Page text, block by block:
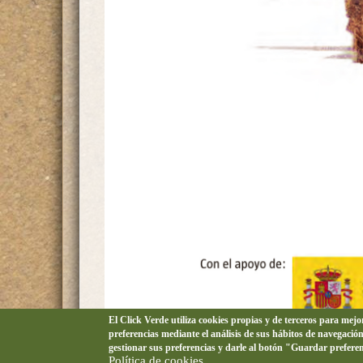
Portada de la Guía de Recomendaciones para la
El Click Verde utiliza cookies propias y de terceros para
preferencias mediante el análisis de sus hábitos de
gestionar sus preferencias y darle al botón "Guardar